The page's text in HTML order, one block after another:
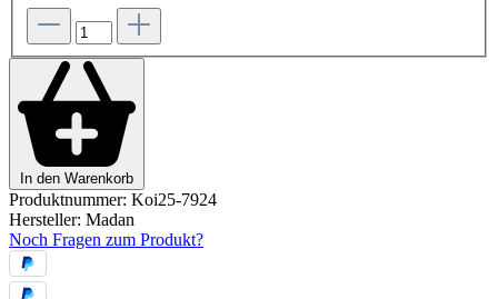
In den Warenkorb
Produktnummer: Koi25-7924
Hersteller: Madan
Noch Fragen zum Produkt?